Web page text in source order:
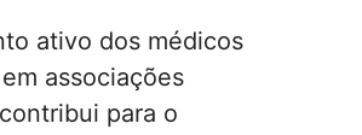
ativo dos médicos
associações
para o